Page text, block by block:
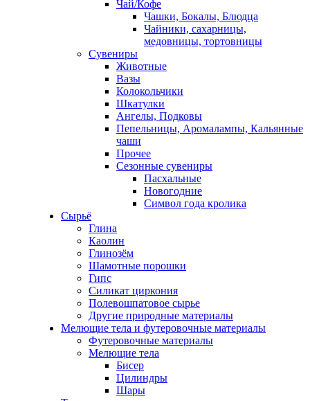
Чай/Кофе
Чашки, Бокалы, Блюдца
Чайники, сахарницы,
медовницы, тортовницы
Сувениры
Животные
Вазы
Колокольчики
Шкатулки
Ангелы, Подковы
Пепельницы, Аромалампы, Кальянные
чаши
Прочее
Сезонные сувениры
Пасхальные
Новогодние
Символ года кролика
Сырьё
Глина
Каолин
Глинозём
Шамотные порошки
Гипс
Силикат циркония
Полевошпатовое сырье
Другие природные материалы
Мелющие тела и футеровочные материалы
Футеровочные материалы
Мелющие тела
Бисер
Цилиндры
Шары